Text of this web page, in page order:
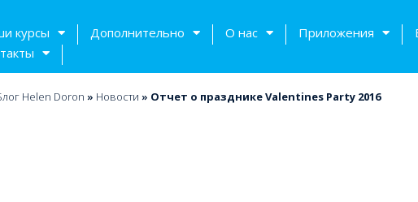
курсы Дополнительно О нас Приложения
Helen Doron » Новости » Отчет о празднике Valentines Party 2016